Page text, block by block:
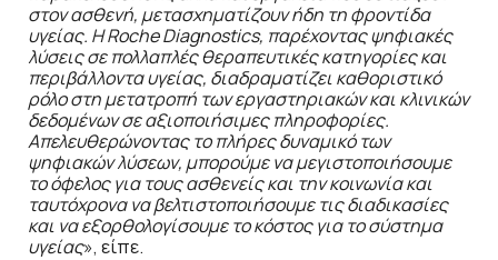
στον ασθενή, μετασχηματίζουν ήδη τη φροντίδα
υγείας. Η Roche Diagnostics, παρέχοντας ψηφιακές
λύσεις σε πολλαπλές θεραπευτικές κατηγορίες και
περιβάλλοντα υγείας, διαδραματίζει καθοριστικό
ρόλο στη μετατροπή των εργαστηριακών και κλινικών
δεδομένων σε αξιοποιήσιμες πληροφορίες.
Απελευθερώνοντας το πλήρες δυναμικό των
ψηφιακών λύσεων, μπορούμε να μεγιστοποιήσουμε
το όφελος για τους ασθενείς και την κοινωνία και
ταυτόχρονα να βελτιστοποιήσουμε τις διαδικασίες
και να εξορθολογίσουμε το κόστος για το σύστημα
υγείας», είπε.